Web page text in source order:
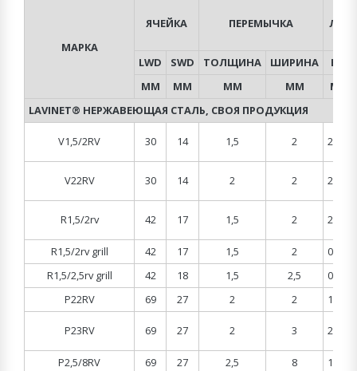
МАРКА
ЯЧЕЙКА ПЕРЕМЫЧКА
LWD SWD ТОЛЩИНА ШИРИНА B
ММ
ММ ММ ММ М
LAVINET® НЕРЖАВЕЮЩАЯ СТАЛЬ, СВОЯ ПРОДУКЦИЯ
V1,5/2RV 30 14 1,5 2 2,0
V22RV 30 14 2 2 2,0
R1,5/2rv 42 17 1,5 2 2,0
R1,5/2rv grill
42 17 1,5 2 0,6
R1,5/2,5rv grill
42 18 1,5 2,5 0,7
P22RV
69 27 2 2 1,0
P23RV 69 27 2 3 2,0
P2,5/8RV
69 27 2,5 8 1,0